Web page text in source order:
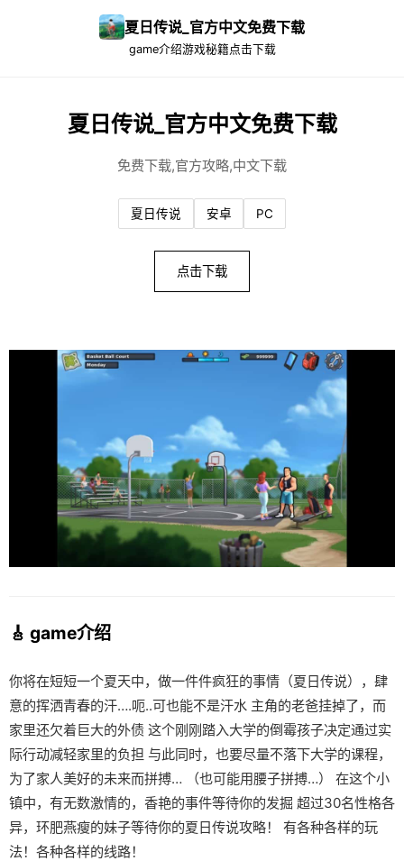
夏日传说_官方中文免费下载
game介绍游戏秘籍点击下载
夏日传说_官方中文免费下载
免费下载,官方攻略,中文下载
夏日传说 安卓 PC
点击下载
🎸 game介绍
你将在短短一个夏天中，做一件件疯狂的事情（夏日传说），肆
意的挥洒青春的汗….呃..可也能不是汗水 主角的老爸挂掉了，而
家里还欠着巨大的外债 这个刚刚踏入大学的倒霉孩子决定通过实
际行动减轻家里的负担 与此同时，也要尽量不落下大学的课程，
为了家人美好的未来而拼搏… （也可能用腰子拼搏…） 在这个小
镇中，有无数激情的，香艳的事件等待你的发掘 超过30名性格各
异，环肥燕瘦的妹子等待你的夏日传说攻略！ 有各种各样的玩
法！各种各样的线路！